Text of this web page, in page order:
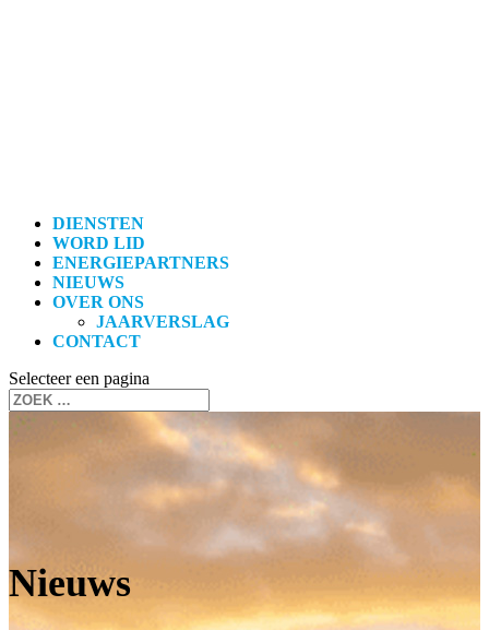
DIENSTEN
WORD LID
ENERGIEPARTNERS
NIEUWS
OVER ONS
JAARVERSLAG
CONTACT
Selecteer een pagina
Nieuws